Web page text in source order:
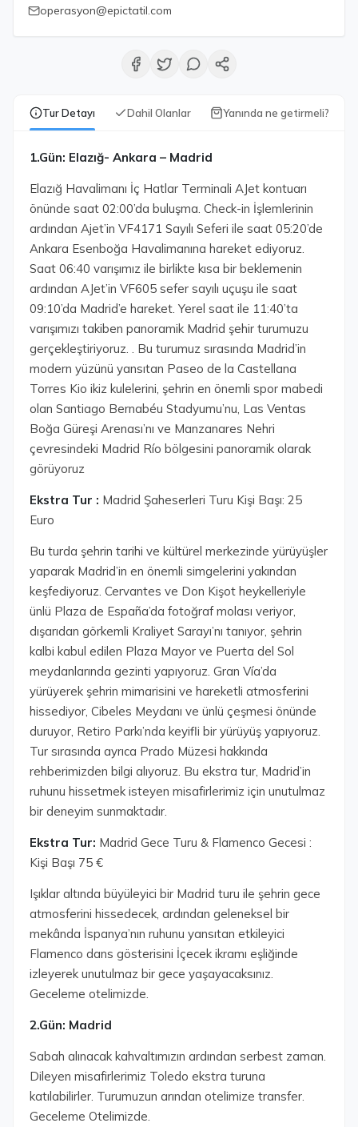
Tur Detayı Dahil Olanlar Yanında ne getirmeli?
1.Gün: Elazığ- Ankara – Madrid
Elazığ Havalimanı İç Hatlar Terminali AJet kontuarı
önünde saat 02:00’da buluşma. Check-in İşlemlerinin
ardından Ajet’in VF4171 Sayılı Seferi ile saat 05:20’de
Ankara Esenboğa Havalimanına hareket ediyoruz.
Saat 06:40 varışımız ile birlikte kısa bir beklemenin
ardından AJet’in VF605 sefer sayılı uçuşu ile saat
09:10’da Madrid’e hareket. Yerel saat ile 11:40’ta
varışımızı takiben panoramik Madrid şehir turumuzu
gerçekleştiriyoruz. . Bu turumuz sırasında Madrid’in
modern yüzünü yansıtan Paseo de la Castellana
Torres Kio ikiz kulelerini, şehrin en önemli spor mabedi
olan Santiago Bernabéu Stadyumu’nu, Las Ventas
Boğa Güreşi Arenası’nı ve Manzanares Nehri
çevresindeki Madrid Río bölgesini panoramik olarak
görüyoruz
Ekstra Tur : Madrid Şaheserleri Turu Kişi Başı: 25
Euro
Bu turda şehrin tarihi ve kültürel merkezinde yürüyüşler
yaparak Madrid’in en önemli simgelerini yakından
keşfediyoruz. Cervantes ve Don Kişot heykelleriyle
ünlü Plaza de España’da fotoğraf molası veriyor,
dışarıdan görkemli Kraliyet Sarayı’nı tanıyor, şehrin
kalbi kabul edilen Plaza Mayor ve Puerta del Sol
meydanlarında gezinti yapıyoruz. Gran Vía’da
yürüyerek şehrin mimarisini ve hareketli atmosferini
hissediyor, Cibeles Meydanı ve ünlü çeşmesi önünde
duruyor, Retiro Parkı’nda keyifli bir yürüyüş yapıyoruz.
Tur sırasında ayrıca Prado Müzesi hakkında
rehberimizden bilgi alıyoruz. Bu ekstra tur, Madrid’in
ruhunu hissetmek isteyen misafirlerimiz için unutulmaz
bir deneyim sunmaktadır.
Ekstra Tur: Madrid Gece Turu & Flamenco Gecesi :
Kişi Başı 75 €
Işıklar altında büyüleyici bir Madrid turu ile şehrin gece
atmosferini hissedecek, ardından geleneksel bir
mekânda İspanya’nın ruhunu yansıtan etkileyici
Flamenco dans gösterisini İçecek ikramı eşliğinde
izleyerek unutulmaz bir gece yaşayacaksınız.
Geceleme otelimizde.
2.Gün: Madrid
Sabah alınacak kahvaltımızın ardından serbest zaman.
Dileyen misafirlerimiz Toledo ekstra turuna
katılabilirler. Turumuzun arından otelimize transfer.
Geceleme Otelimizde.
operasyon@epictatil.com